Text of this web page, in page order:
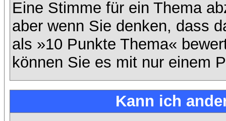
Eine Stimme für ein Thema
aber wenn Sie denken, dass
als »10 Punkte Thema«
können Sie es mit nur einem
Kann ich